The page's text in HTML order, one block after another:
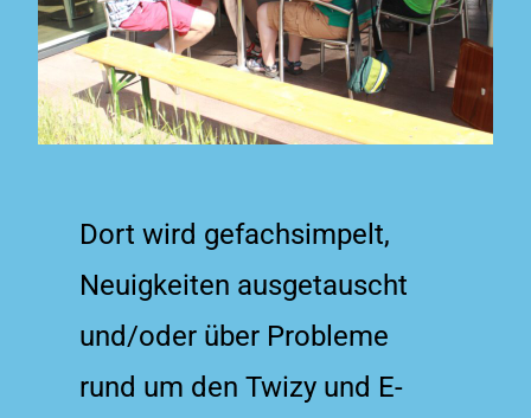
Dort wird gefachsimpelt,
Neuigkeiten ausgetauscht
und/oder über Probleme
rund um den Twizy und E-